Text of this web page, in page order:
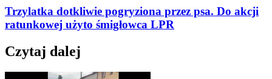
Trzylatka dotkliwie pogryziona przez psa. Do akcji
ratunkowej użyto śmigłowca LPR
Czytaj dalej